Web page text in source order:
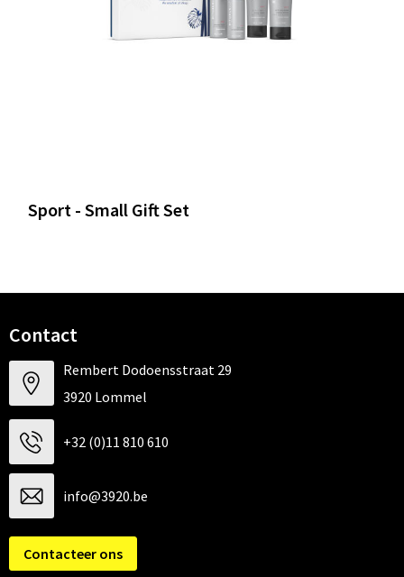
Sport - Small Gift Set
Contact
Rembert Dodoensstraat 29
3920 Lommel
+32 (0)11 810 610
info@3920.be
Contacteer ons